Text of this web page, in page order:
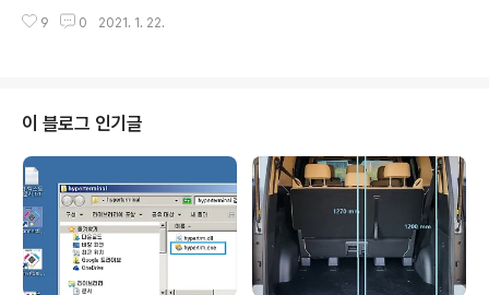
본 설치 과정에서는 Visual Studio 2017 설치시 MFC
정리. Visual Studio 2017 설치. - 잡다한 것들 포함하지
않고 Visual Studio 코아 부분만 먼저 설치. Visual Stud
io 2017 다운로드 주소 : visualstudio.microsoft.co
m/ko/vs/older-do..
9 0 2021. 1. 22.
이 블로그 인기글